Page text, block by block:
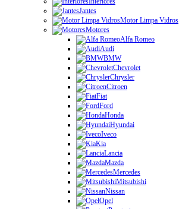
Jantes
Motor Limpa Vidros
Motores
Alfa Romeo
Audi
BMW
Chevrolet
Chrysler
Citroen
Fiat
Ford
Honda
Hyundai
Iveco
Kia
Lancia
Mazda
Mercedes
Mitsubishi
Nissan
Opel